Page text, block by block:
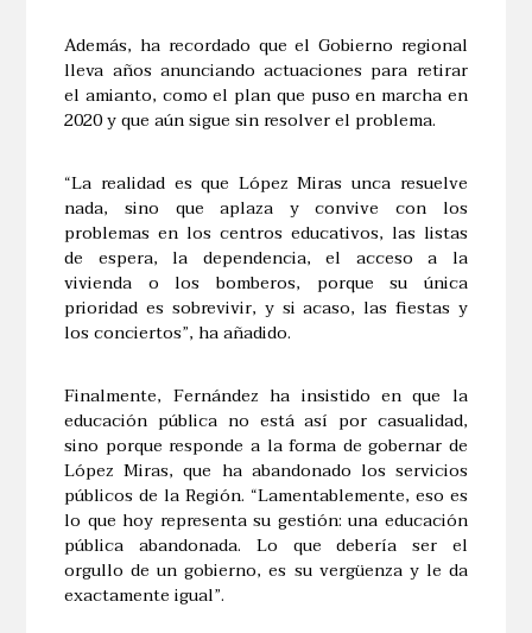
Además, ha recordado que el Gobierno regional
lleva años anunciando actuaciones para retirar
el amianto, como el plan que puso en marcha en
2020 y que aún sigue sin resolver el problema.
“La realidad es que López Miras unca resuelve
nada, sino que aplaza y convive con los
problemas en los centros educativos, las listas
de espera, la dependencia, el acceso a la
vivienda o los bomberos, porque su única
prioridad es sobrevivir, y si acaso, las fiestas y
los conciertos”, ha añadido.
Finalmente, Fernández ha insistido en que la
educación pública no está así por casualidad,
sino porque responde a la forma de gobernar de
López Miras, que ha abandonado los servicios
públicos de la Región. “Lamentablemente, eso es
lo que hoy representa su gestión: una educación
pública abandonada. Lo que debería ser el
orgullo de un gobierno, es su vergüenza y le da
exactamente igual”.